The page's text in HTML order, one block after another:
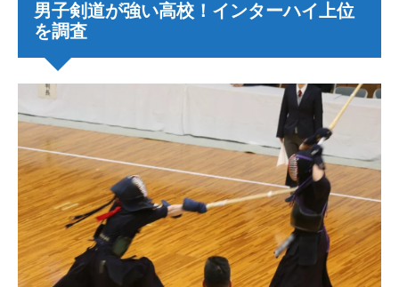
男子剣道が強い高校！インターハイ上位
を調査